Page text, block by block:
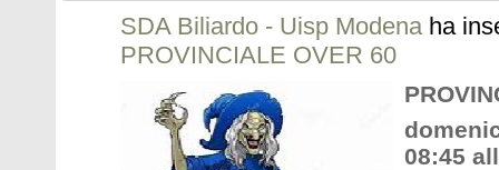
SDA Biliardo - Uisp Modenaha
PROVINCIALE OVER 60
08:45